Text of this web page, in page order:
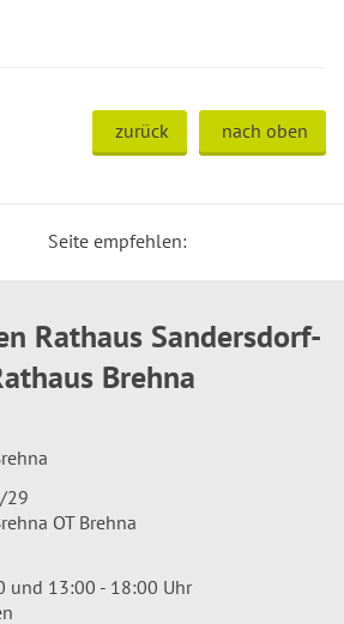
zurück nach oben
Seite empfehlen:
Rathaus Sandersdorf-
Brehna
29
OT Brehna
und 13:00 - 18:00 Uhr